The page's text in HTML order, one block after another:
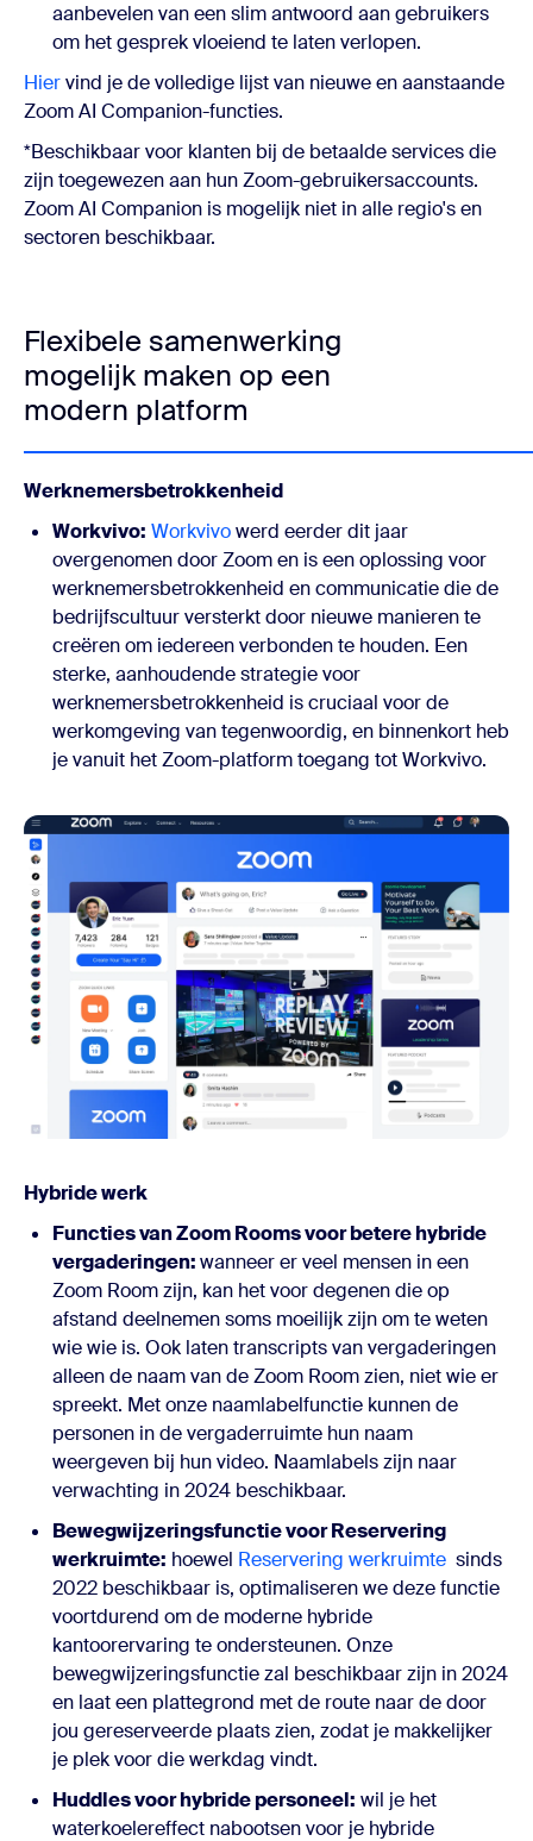
aanbevelen van een slim antwoord aan gebruikers
om het gesprek vloeiend te laten verlopen.
Hiervind je de volledige lijst van nieuwe en aanstaande
Zoom AI Companion-functies.
*Beschikbaar voor klanten bij de betaalde services die
zijn toegewezen aan hun Zoom-gebruikersaccounts.
Zoom AI Companion is mogelijk niet in alle regio's en
sectoren beschikbaar.
Flexibele samenwerking
mogelijk maken op een
modern platform
Werknemersbetrokkenheid
Workvivo: Workvivowerd eerder dit jaar
overgenomen door Zoom en is een oplossing voor
werknemersbetrokkenheid en communicatie die de
bedrijfscultuur versterkt door nieuwe manieren te
creëren om iedereen verbonden te houden. Een
sterke, aanhoudende strategie voor
werknemersbetrokkenheid is cruciaal voor de
werkomgeving van tegenwoordig, en binnenkort heb
je vanuit het Zoom-platform toegang tot Workvivo.
Hybride werk
Functies van Zoom Rooms voor betere hybride
vergaderingen:wanneer er veel mensen in een
Zoom Room zijn, kan het voor degenen die op
afstand deelnemen soms moeilijk zijn om te weten
wie wie is. Ook laten transcripts van vergaderingen
alleen de naam van de Zoom Room zien, niet wie er
spreekt. Met onze naamlabelfunctie kunnen de
personen in de vergaderruimte hun naam
weergeven bij hun video. Naamlabels zijn naar
verwachting in 2024 beschikbaar.
Bewegwijzeringsfunctie voor Reservering
werkruimte: hoewel Reservering werkruimte sinds
2022 beschikbaar is, optimaliseren we deze functie
voortdurend om de moderne hybride
kantoorervaring te ondersteunen. Onze
bewegwijzeringsfunctie zal beschikbaar zijn in 2024
en laat een plattegrond met de route naar de door
jou gereserveerde plaats zien, zodat je makkelijker
je plek voor die werkdag vindt.
Huddles voor hybride personeel: wil je het
waterkoelereffect nabootsen voor je hybride